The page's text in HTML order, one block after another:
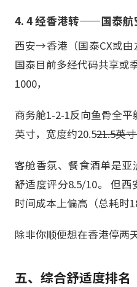
4. 4 经香港转——国泰航
西安→香港（国泰CX或
国泰目前多经代码共享或
1000，
商务舱1-2-1反向鱼骨全平
英寸，宽度约20.521.5英
客舱香氛、餐食酒单是亚
舒适度评分8.5/10。 但
时间成本上偏高（总耗时
除非你顺便想在香港停两天
五、综合舒适度排